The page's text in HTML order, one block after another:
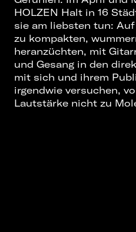
HOLZEN Halt in 16
sie am liebsten tun:
zu kompakten,
heranzüchten, mit
und Gesang in den
mit sich und ihrem
irgendwie versuchen,
Lautstärke nicht zu